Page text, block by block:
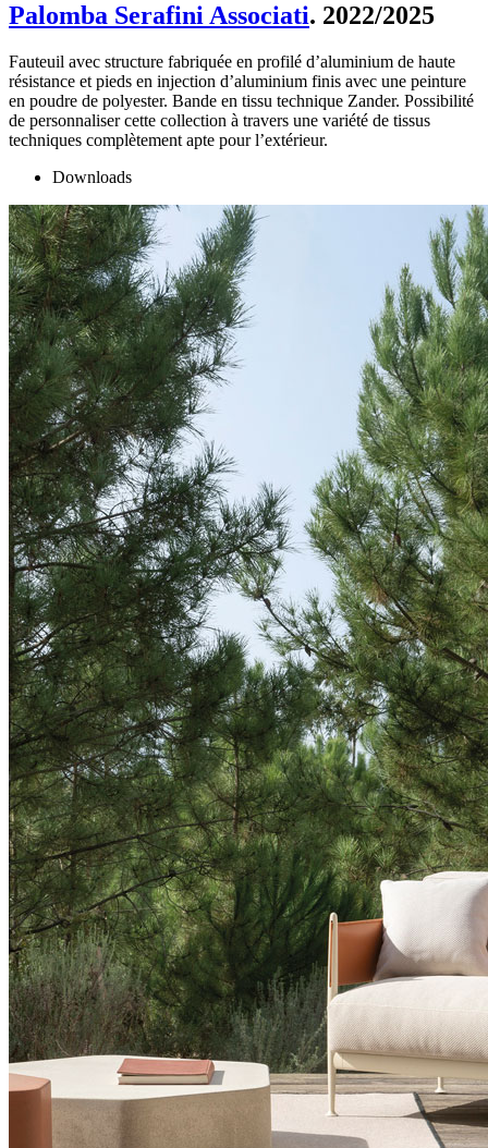
Palomba Serafini Associati. 2022/2025
Fauteuil avec structure fabriquée en profilé d’aluminium de haute
résistance et pieds en injection d’aluminium finis avec une peinture
en poudre de polyester. Bande en tissu technique Zander. Possibilité
de personnaliser cette collection à travers une variété de tissus
techniques complètement apte pour l’extérieur.
Downloads